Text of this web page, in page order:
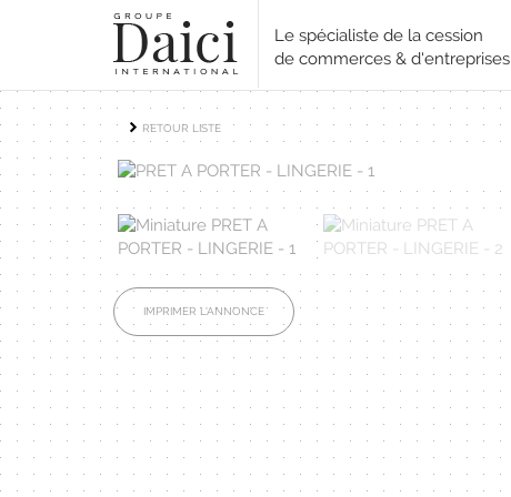
Le spécialiste de la cession
de commerces & d'entreprises
RETOUR LISTE
IMPRIMER L'ANNONCE